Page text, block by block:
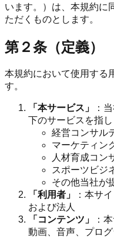
います。）は、本規約に
ただくものとします。
第２条（定義）
本規約において使用する
す。
「本サービス」
：
下のサービスを指
経営コンサル
マーケティン
人材育成コン
スポーツビジ
その他当社が
「利用者」
：本サ
および法人
「コンテンツ」
：
動画、音声、プロ